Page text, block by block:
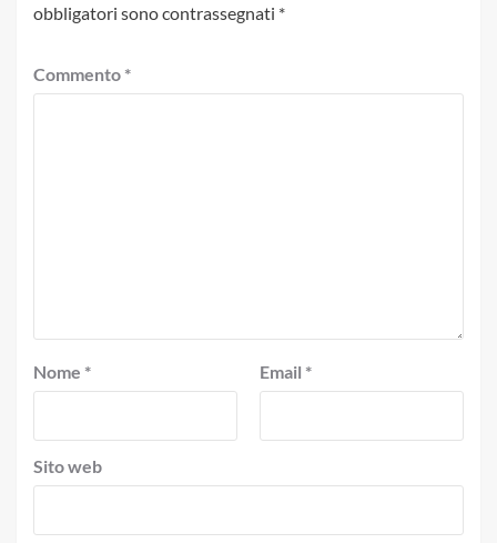
obbligatori sono contrassegnati *
Commento *
Nome * Email *
Sito web